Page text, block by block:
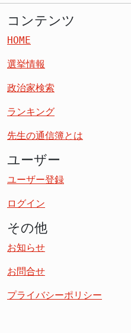
コンテンツ
HOME
選挙情報
政治家検索
ランキング
先生の通信簿とは
ユーザー
ユーザー登録
ログイン
その他
お知らせ
お問合せ
プライバシーポリシー